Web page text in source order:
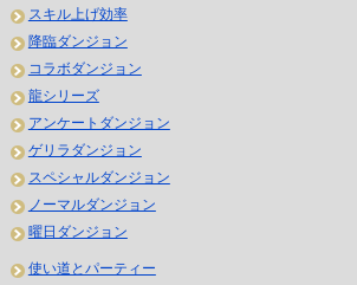
スキル上げ効率
降臨ダンジョン
コラボダンジョン
龍シリーズ
アンケートダンジョン
ゲリラダンジョン
スペシャルダンジョン
ノーマルダンジョン
曜日ダンジョン
使い道とパーティー